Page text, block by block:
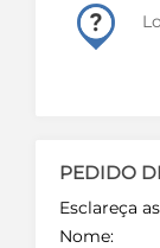
PEDIDO
Esclareça
Nome: